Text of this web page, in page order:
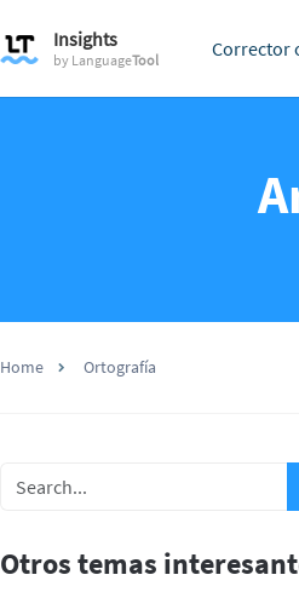
Insights
by LanguageTool Corrector
Home Ortografía
Otros temas